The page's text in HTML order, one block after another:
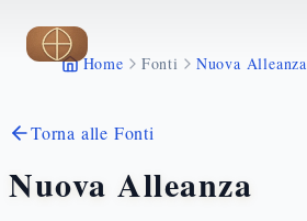
Vai al contenuto principale
Home Fonti Nuova Alleanza
Torna alle Fonti
Nuova Alleanza